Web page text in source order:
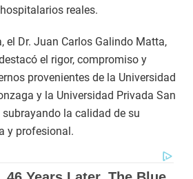
reales.
el Dr. Juan Carlos Galindo Matta,
el rigor, compromiso y
provenientes de la Universidad
y la Universidad Privada San
la calidad de su
y profesional.